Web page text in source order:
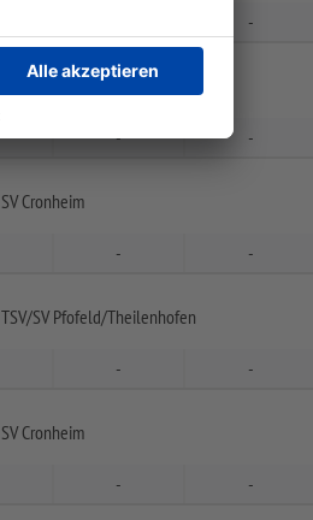
-
TSV Absberg
- -
SV Cronheim
- -
TSV/SV Pfofeld/Theilenhofen
- -
SV Cronheim
- -